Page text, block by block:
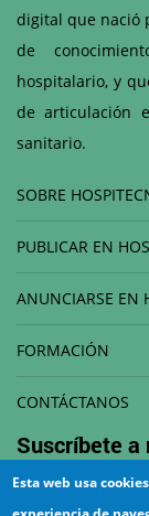
digital que nació
de
hospitalario, y
de articulación
sanitario.
SOBRE
PUBLICAR EN
ANUNCIARSE EN
FORMACIÓN
CONTÁCTANOS
Suscríbete a
Esta web usa